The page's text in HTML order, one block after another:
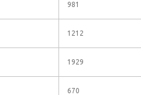
981
1212
1929
670